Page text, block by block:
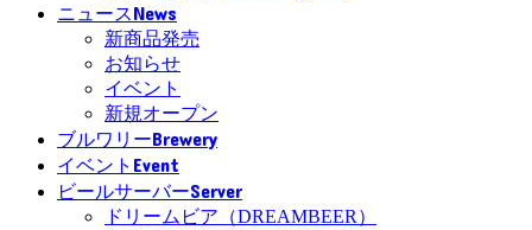
ニュースNews
新商品発売
お知らせ
イベント
新規オープン
ブルワリーBrewery
イベント Event
ビールサーバーServer
ドリームビア（DREAMBEER）